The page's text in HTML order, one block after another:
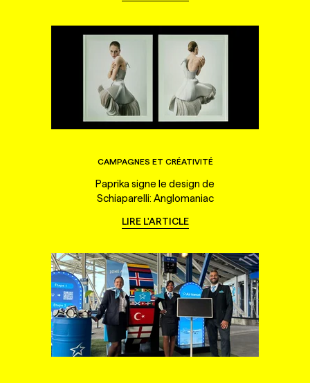
CAMPAGNES ET CRÉATIVITÉ
Paprika signe le design de
Schiaparelli: Anglomaniac
LIRE L'ARTICLE